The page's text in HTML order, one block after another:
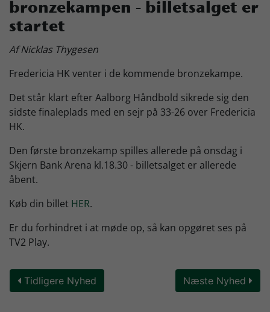
Skjern Bank Grand Prix
Nyhedsbrev
Køb Billet
bronzekampen - billetsalget er
startet
Af Nicklas Thygesen
Fredericia HK venter i de kommende bronzekampe.
Det står klart efter Aalborg Håndbold sikrede sig den
sidste finaleplads med en sejr på 33-26 over Fredericia
HK.
Den første bronzekamp spilles allerede på onsdag i
Skjern Bank Arena kl.18.30 - billetsalget er allerede
åbent.
Køb din billet HER.
Er du forhindret i at møde op, så kan opgøret ses på
TV2 Play.
Tidligere Nyhed Næste Nyhed